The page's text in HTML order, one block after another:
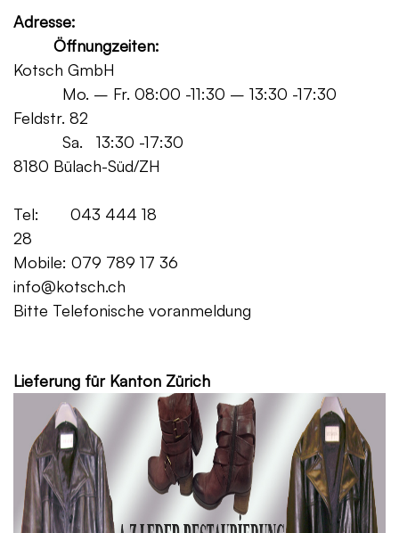
Adresse:
Öffnungzeiten:
Kotsch GmbH
Mo. – Fr. 08:00 -11:30 – 13:30 -17:30
Feldstr. 82
Sa. 13:30 -17:30
8180 Bülach-Süd/ZH
Tel: 043 444 18
28
Mobile: 079 789 17 36
info@kotsch.ch
Bitte Telefonische voranmeldung
Lieferung für Kanton Zürich